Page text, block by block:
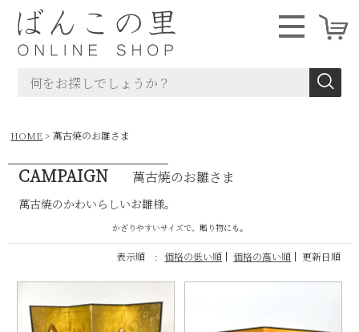
HOME 萬古焼のお雛さま
CAMPAIGN 萬古焼のお雛さま
萬古焼のかわいらしいお雛様。
かざりやすいサイズで、贈り物にも。
表示順 : 価格の低い順 価格の高い順 更新日順